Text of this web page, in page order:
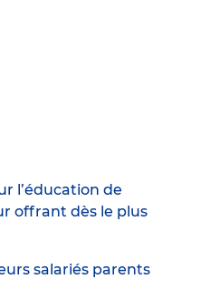
l’éducation de
offrant dès le plus
salariés parents